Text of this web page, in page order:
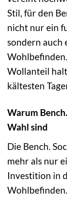
Stil, für den
nicht nur ein
sondern auch
Wollanteil
kältesten
Warum
Wahl sind
Die Bench.
mehr als nur
Investition in